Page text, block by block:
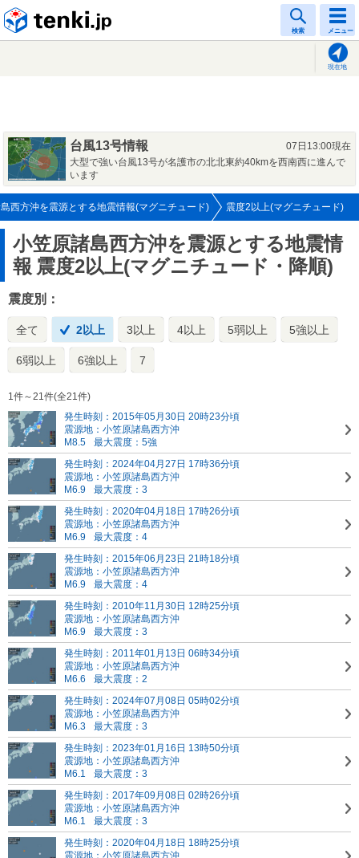
検索 メニュー
現在地
台風13号情報
07日13:00現在
大型で強い台風13号が名護市の北北東約40kmを西南西に進んで
います
西方沖を震源とする地震情報(マグニチュード) 震度2以上(マグニチュード)
小笠原諸島西方沖を震源とする地震情
報 震度2以上(マグニチュード・降順)
震度別：
全て 2以上 3以上 4以上 5弱以上 5強以上
6弱以上 6強以上 7
1件～21件(全21件)
発生時刻：2015年05月30日 20時23分頃
震源地：小笠原諸島西方沖
M8.5
最大震度：5強
発生時刻：2024年04月27日 17時36分頃
震源地：小笠原諸島西方沖
M6.9
最大震度：3
発生時刻：2020年04月18日 17時26分頃
震源地：小笠原諸島西方沖
M6.9
最大震度：4
発生時刻：2015年06月23日 21時18分頃
震源地：小笠原諸島西方沖
M6.9
最大震度：4
発生時刻：2010年11月30日 12時25分頃
震源地：小笠原諸島西方沖
M6.9
最大震度：3
発生時刻：2011年01月13日 06時34分頃
震源地：小笠原諸島西方沖
M6.6
最大震度：2
発生時刻：2024年07月08日 05時02分頃
震源地：小笠原諸島西方沖
M6.3
最大震度：3
発生時刻：2023年01月16日 13時50分頃
震源地：小笠原諸島西方沖
M6.1
最大震度：3
発生時刻：2017年09月08日 02時26分頃
震源地：小笠原諸島西方沖
M6.1
最大震度：3
発生時刻：2020年04月18日 18時25分頃
震源地：小笠原諸島西方沖